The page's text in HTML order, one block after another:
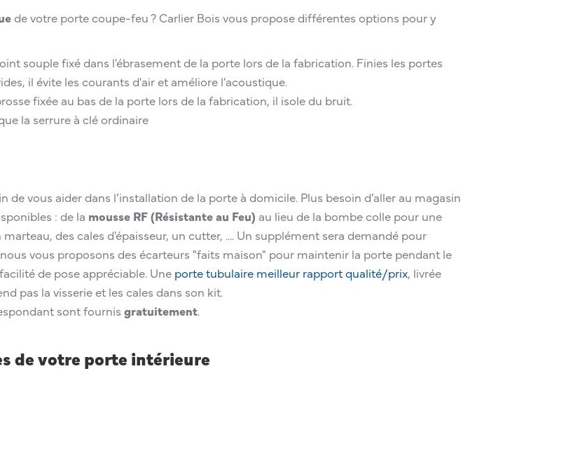
de votre porte coupe-feu ? Carlier Bois vous propose différentes options pour y
souple fixé dans l'ébrasement de la porte lors de la fabrication. Finies les portes
il évite les courants d'air et améliore l'acoustique.
fixée au bas de la porte lors de la fabrication, il isole du bruit.
la serrure à clé ordinaire
de vous aider dans l’installation de la porte à domicile. Plus besoin d’aller au magasin
: de la mousse RF (Résistante au Feu) au lieu de la bombe colle pour une
des cales d'épaisseur, un cutter, .... Un supplément sera demandé pour
vous proposons des écarteurs "faits maison" pour maintenir la porte pendant le
de pose appréciable. Une porte tubulaire meilleur rapport qualité/prix, livrée
pas la visserie et les cales dans son kit.
sont fournis gratuitement.
de votre porte intérieure